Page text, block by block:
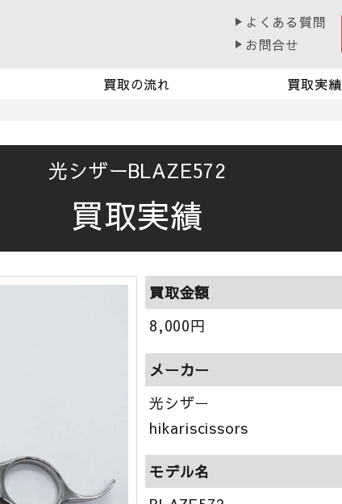
よくある質問
お問合せ
買取の流れ 買取実績
光シザーBLAZE572
買取実績
買取金額
8,000円
メーカー
光シザー
hikariscissors
モデル名